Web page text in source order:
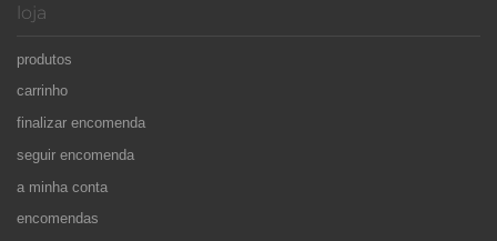
loja
produtos
carrinho
finalizar encomenda
seguir encomenda
a minha conta
encomendas